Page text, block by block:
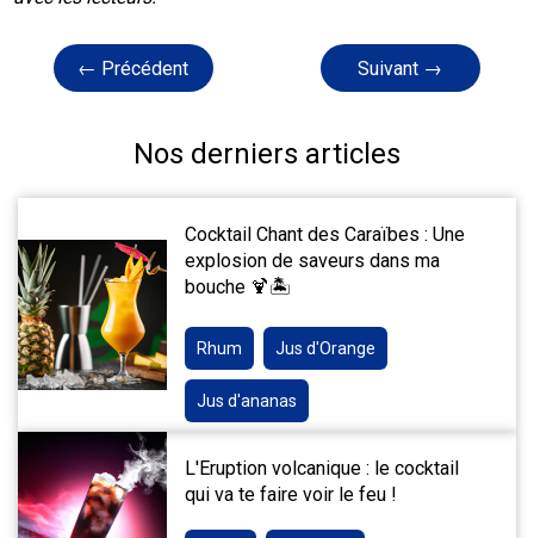
← Précédent Suivant →
Nos derniers articles
Cocktail Chant des Caraïbes : Une
explosion de saveurs dans ma
bouche 🍹🏝️
Rhum Jus d'Orange
Jus d'ananas
L'Eruption volcanique : le cocktail
qui va te faire voir le feu !